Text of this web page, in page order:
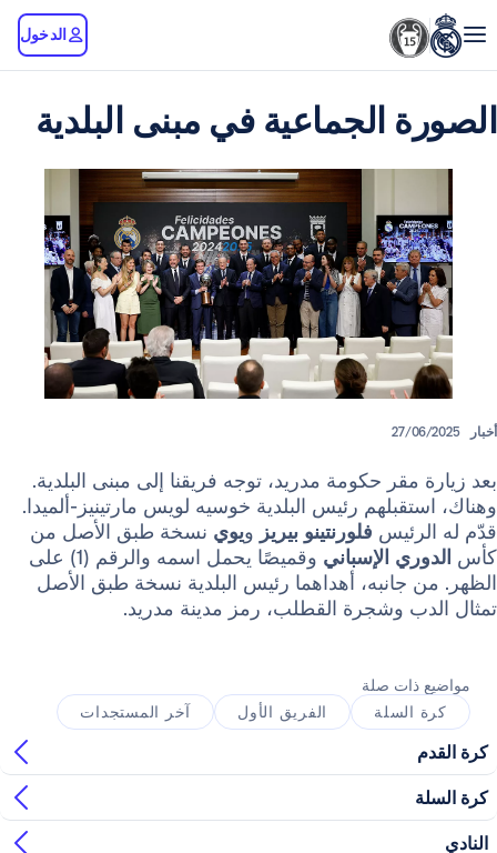
الجماعية في مبنى البلدية
27/
حكومة مدريد، توجه فريقنا إلى مبنى البلدية.
رئيس البلدية خوسيه لويس مارتينيز-ألميدا.
فلورنتينو بيريزويوينسخة طبق الأصل من
الإسباني
وقميصًا يحمل اسمه والرقم (1) على
أهداهما رئيس البلدية نسخة طبق الأصل
وشجرة القطلب، رمز مدينة مدريد.
صلة
الفريق الأول آخر المستجدات